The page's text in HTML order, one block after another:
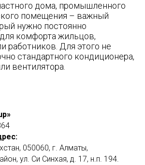
дома, промышленного
помещения – важный
нужно постоянно
комфорта жильцов,
работников. Для этого не
стандартного кондиционера,
вентилятора.
050060, г. Алматы,
ул. Си Синхая, д. 17, н.п. 194.